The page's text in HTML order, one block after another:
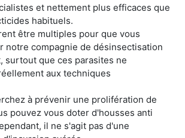
et nettement plus efficaces que
habituels.
être multiples pour que vous
notre compagnie de désinsectisation
surtout que ces parasites ne
aux techniques
à prévenir une prolifération de
pouvez vous doter d'housses anti
il ne s'agit pas d'une